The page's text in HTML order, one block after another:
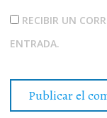
RECIBIR UN
ENTRADA.